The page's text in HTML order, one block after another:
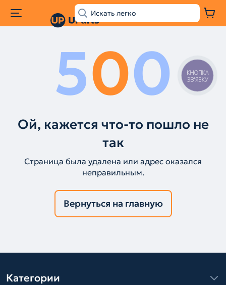
500
Ой, кажется что-то пошло не
так
Страница была удалена или адрес оказался
неправильным.
Вернуться на главную
Категории
КНОПКА
ЗВ'ЯЗКУ